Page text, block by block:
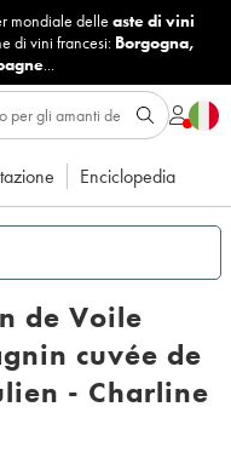
mondiale delle aste di vini
di vini francesi: Borgogna,
...
Enciclopedia
de Voile
cuvée de
- Charline